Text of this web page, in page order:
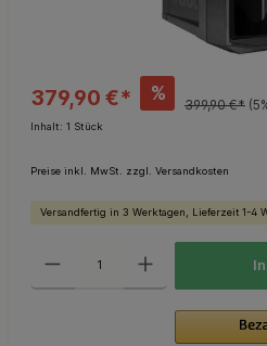
379,90 €* %
399,90 €*
Inhalt: 1 Stück
Preise inkl. MwSt. zzgl. Versandkosten
Versandfertig in 3 Werktagen, Lieferzeit 1-4